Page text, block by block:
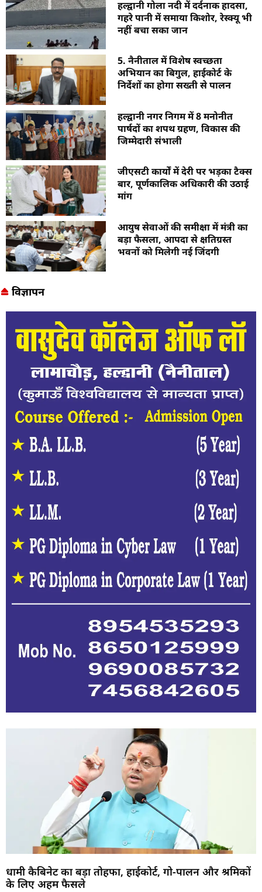
हल्द्वानी गोला नदी में दर्दनाक हादसा,
गहरे पानी में समाया किशोर, रेस्क्यू भी
नहीं बचा सका जान
5. नैनीताल में विशेष स्वच्छता
अभियान का बिगुल, हाईकोर्ट के
निर्देशों का होगा सख्ती से पालन
हल्द्वानी नगर निगम में 8 मनोनीत
पार्षदों का शपथ ग्रहण, विकास की
जिम्मेदारी संभाली
जीएसटी कार्यों में देरी पर भड़का टैक्स
बार, पूर्णकालिक अधिकारी की उठाई
मांग
आयुष सेवाओं की समीक्षा में मंत्री का
बड़ा फैसला, आपदा से क्षतिग्रस्त
भवनों को मिलेगी नई जिंदगी
विज्ञापन
धामी कैबिनेट का बड़ा तोहफा, हाईकोर्ट, गो-पालन और श्रमिकों
के लिए अहम फैसले